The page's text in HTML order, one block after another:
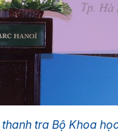
tra Bộ Khoa